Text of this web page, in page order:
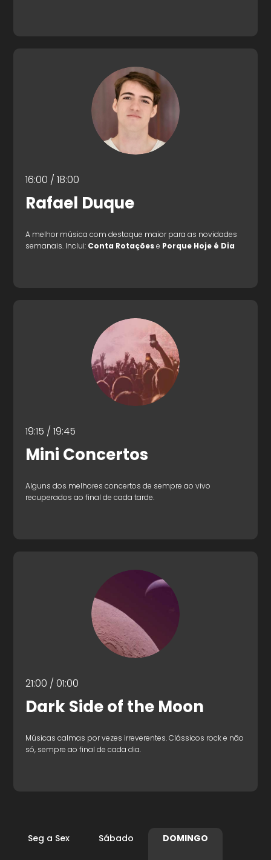
16:00 / 18:00
Rafael Duque
A melhor música com destaque maior para as novidades
semanais. Inclui: Conta Rotaçõese Porque Hoje é Dia
19:15 / 19:45
Mini Concertos
Alguns dos melhores concertos de sempre ao vivo
recuperados ao final de cada tarde.
21:00 / 01:00
Dark Side of the Moon
Músicas calmas por vezes irreverentes. Clássicos rock e não
só, sempre ao final de cada dia.
Seg a Sex Sábado DOMINGO